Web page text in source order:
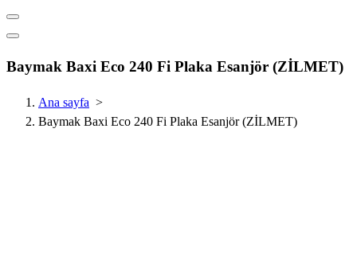
Baymak Baxi Eco 240 Fi Plaka Esanjör (ZİLMET)
Ana sayfa >
Baymak Baxi Eco 240 Fi Plaka Esanjör (ZİLMET)